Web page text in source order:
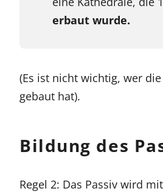
erbaut wurde.
(Es ist nicht wichtig, wer
gebaut hat).
Bildung des
Regel 2: Das Passiv wird